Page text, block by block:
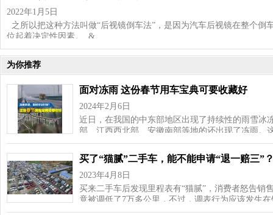
2022年1月5日
之所以把这种方法叫做“后视镜倒车法”，是因为汽车后视镜在整个倒
位起着决定性因素。 &…
为你推荐
面对冻雨 这份春节用车宝典可要收藏好
2024年2月6日
近日，在我国的中东部地区出现了持续性的雨雪冰
部、江西西北部、安徽南部等地的还出现了冻雨。
买了“猫腻”二手车，能不能申请“退一赔三”
2023年4月8日
买来二手车后发现里程表有“猫腻”，消费者怒告销
竟被调低了7万多公里，不过，调表行为应该发生